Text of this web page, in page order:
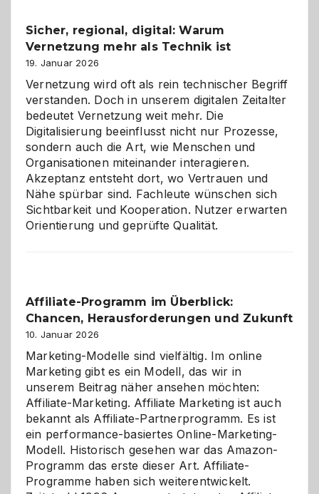
ein
dreifaches
Alaaf!
Sicher, regional, digital: Warum
Vernetzung mehr als Technik ist
19. Januar 2026
Vernetzung wird oft als rein technischer Begriff
verstanden. Doch in unserem digitalen Zeitalter
bedeutet Vernetzung weit mehr. Die
Digitalisierung beeinflusst nicht nur Prozesse,
sondern auch die Art, wie Menschen und
Organisationen miteinander interagieren.
Akzeptanz entsteht dort, wo Vertrauen und
Nähe spürbar sind. Fachleute wünschen sich
Sichtbarkeit und Kooperation. Nutzer erwarten
Orientierung und geprüfte Qualität.
Affiliate-Programm im Überblick:
Chancen, Herausforderungen und Zukunft
10. Januar 2026
Marketing-Modelle sind vielfältig. Im online
Marketing gibt es ein Modell, das wir in
unserem Beitrag näher ansehen möchten:
Affiliate-Marketing. Affiliate Marketing ist auch
bekannt als Affiliate-Partnerprogramm. Es ist
ein performance-basiertes Online-Marketing-
Modell. Historisch gesehen war das Amazon-
Programm das erste dieser Art. Affiliate-
Programme haben sich weiterentwickelt.